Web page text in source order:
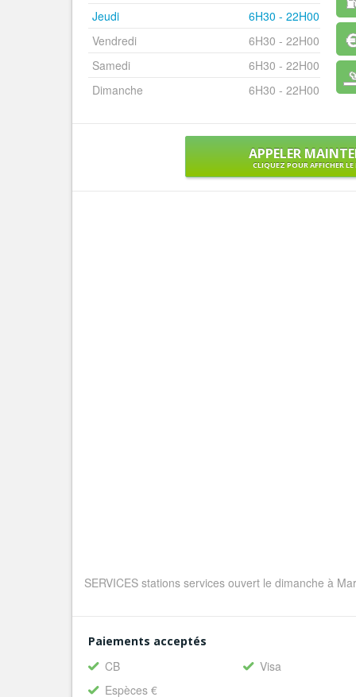
Jeudi
6H30 - 22H00
Vendredi
6H30 - 22H00
Samedi
6H30 - 22H00
Dimanche
6H30 - 22H00
APPELER
CLIQUEZ POUR AFFICHER
SERVICES stations services ouvert le dimanche à
Paiements acceptés
CB
Visa
Espèces €